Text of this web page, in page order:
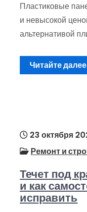
Пластиковые
и невысокой
альтернативой
Читайте далее
23 октября
Ремонт и
Течет под
и как
исправить